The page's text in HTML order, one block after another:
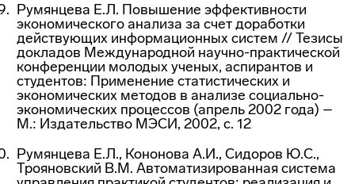
Румянцева Е.Л. Повышение эффективности
экономического анализа за счет доработки
действующих информационных систем // Тезисы
докладов Международной научно-практической
конференции молодых ученых, аспирантов и
студентов: Применение статистических и
экономических методов в анализе социально-
экономических процессов (апрель 2002 года) –
М.: Издательство МЭСИ, 2002, с. 12
Румянцева Е.Л., Кононова А.И., Сидоров Ю.С.,
Трояновский В.М. Автоматизированная система